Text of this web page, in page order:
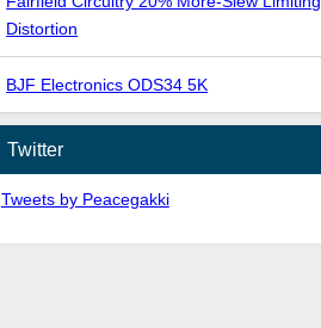
Distortion
BJF Electronics ODS34 5K
Twitter
Tweets by Peacegakki